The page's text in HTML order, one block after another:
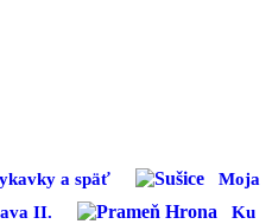
a späť
Moja
II.
Ku